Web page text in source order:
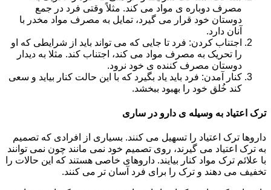
مصرف دوباره ی مواد می کند. مثلاً وقتی فرد در جمع
دوستان خود قرار می گیرد، تمایل به مصرف مواد مخدر با
آنان دارد.
اجتناب کردن: فرد تا جایی که می تواند باید از شرایطی که او
را تحریک به مصرف مواد می کند، اجتناب کند. مثلا به دیدار
دوستان مصرف کننده ی خود نرود.
کنار آمدن: فرد باید یاد بگیرد که با این حالت کنار بیاید و سعی
کند خُلق خود را بهبود ببخشد.
ترک اعتیاد به وسیله ی دارو در ساری
داروها ترک اعتیاد را تسهیل می کنند. بسیاری از افرادی که تصمیم
به ترک اعتیاد می گیرند، روی تصمیم خود نمی مانند چون نمی توانند
با علائم ترک مواد کنار بیایند. داروهای خاصی هستند که این حالات را
تخفیف می دهند و ترک را برای فرد آسان تر می کنند.